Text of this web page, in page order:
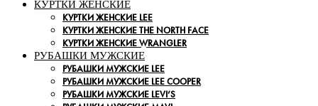
КУРТКИ ЖЕНСКИЕ
КУРТКИ ЖЕНСКИЕ LEE
КУРТКИ ЖЕНСКИЕ THE NORTH FACE
КУРТКИ ЖЕНСКИЕ WRANGLER
РУБАШКИ МУЖСКИЕ
РУБАШКИ МУЖСКИЕ LEE
РУБАШКИ МУЖСКИЕ LEE COOPER
РУБАШКИ МУЖСКИЕ LEVI’S